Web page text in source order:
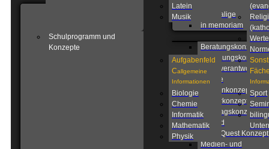
Ehemalige
in memoriam
Schulprogramm und
Konzepte
Beratungskonzept
Betreuungskonzept
Eigenverantwortliche
Schule
Fahrtenkonzept
Förderkonzept
Ganztagskonzept
Leitbild
Lions Quest Konzept
Medien- und
Latein
Musik
Aufgabenfeld
Callgemeine
Informationen
Biologie
Chemie
Informatik
Mathematik
Physik
Sport